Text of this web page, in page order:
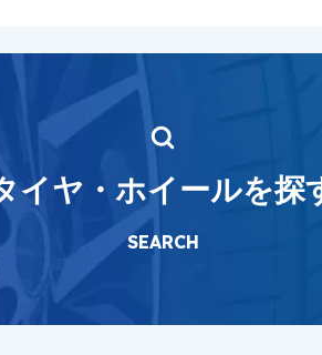
イヤ・ホイールを探
SEARCH